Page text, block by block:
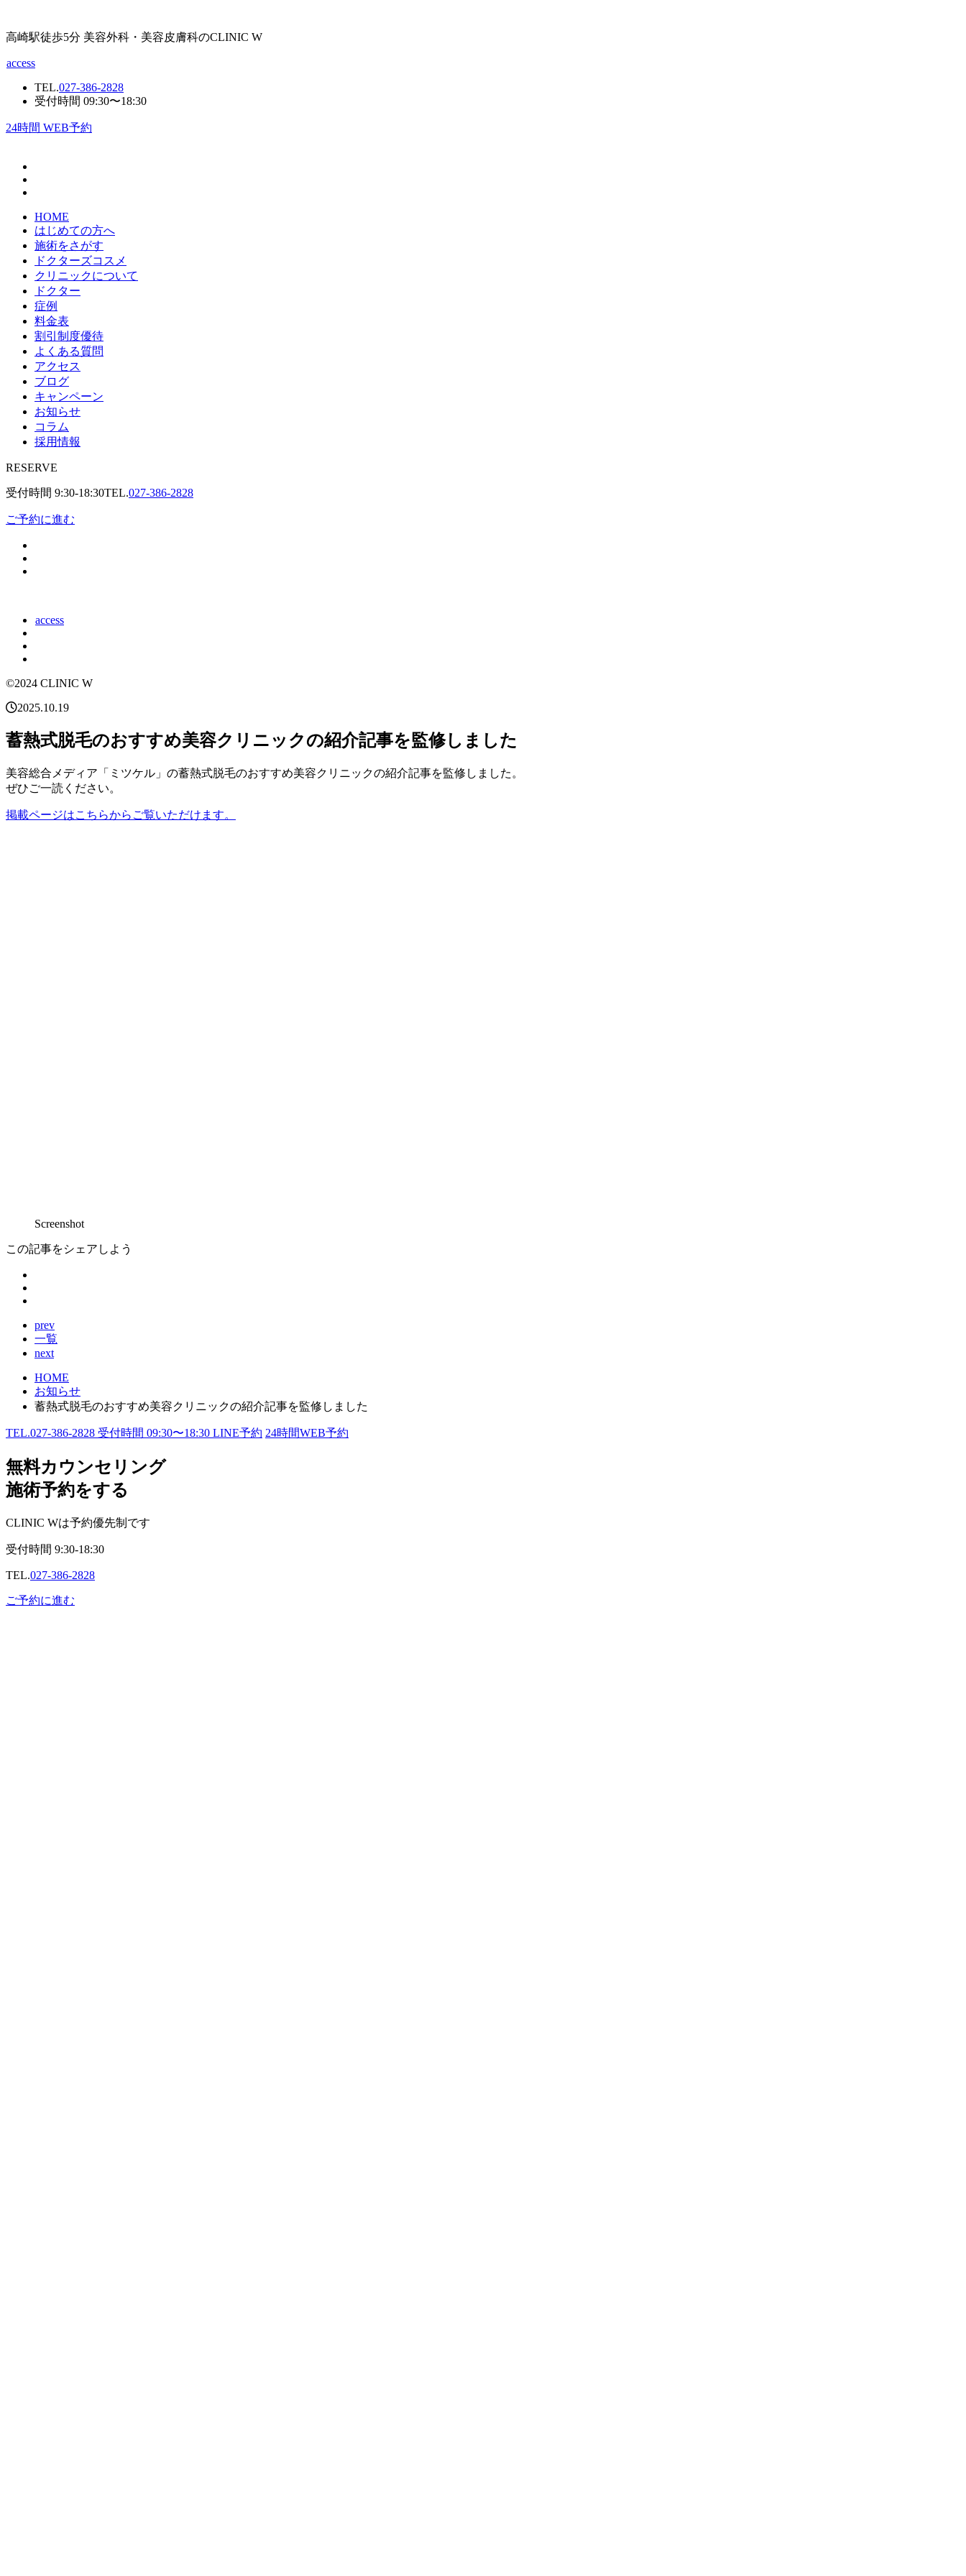
高崎駅徒歩5分 美容外科・美容皮膚科のCLINIC W
access
TEL.027-386-2828
受付時間 09:30〜18:30
24時間 WEB予約
HOME
はじめての方へ
施術をさがす
ドクターズコスメ
クリニックについて
ドクター
症例
料金表
割引制度優待
よくある質問
アクセス
ブログ
キャンペーン
お知らせ
コラム
採用情報
RESERVE
受付時間 9:30-18:30TEL.027-386-2828
ご予約に進む
access
©2024 CLINIC W
2025.10.19
蓄熱式脱毛のおすすめ美容クリニックの紹介記事を監修しました
美容総合メディア「ミツケル」の蓄熱式脱毛のおすすめ美容クリニックの紹介記事を監修しました。
ぜひご一読ください。
掲載ページはこちらからご覧いただけます。
Screenshot
この記事をシェアしよう
prev
一覧
next
HOME
お知らせ
蓄熱式脱毛のおすすめ美容クリニックの紹介記事を監修しました
TEL.027-386-2828 受付時間 09:30〜18:30 LINE予約 24時間WEB予約
無料カウンセリング
施術予約をする
CLINIC Wは予約優先制です
受付時間 9:30-18:30
TEL.027-386-2828
ご予約に進む